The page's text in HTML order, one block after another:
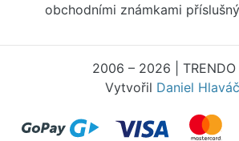
obchodními známkami
2006 – 2026 | TRENDO
Vytvořil Daniel